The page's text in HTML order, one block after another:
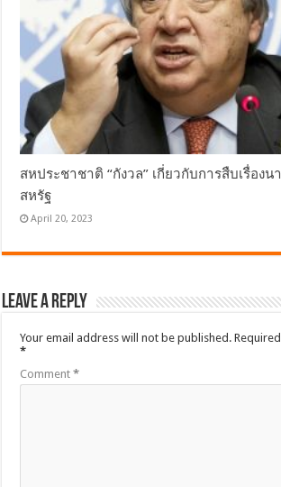
สหประชาชาติ “กังวล” เกี่ยวกับการสืบเรื่องน
สหรัฐ
April 20, 2023
Leave a Reply
Your email address will not be published.
*
Comment*